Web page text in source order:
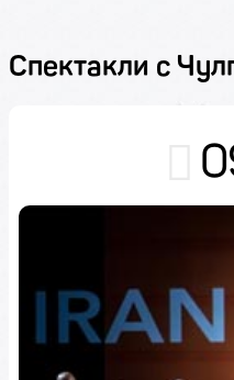
Спектакли с